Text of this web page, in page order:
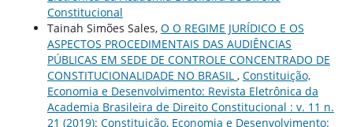
Constitucional
Tainah Simões Sales, O O REGIME JURÍDICO E OS
ASPECTOS PROCEDIMENTAIS DAS AUDIÊNCIAS
PÚBLICAS EM SEDE DE CONTROLE CONCENTRADO DE
CONSTITUCIONALIDADE NO BRASIL , Constituição,
Economia e Desenvolvimento: Revista Eletrônica da
Academia Brasileira de Direito Constitucional : v. 11 n.
21 (2019): Constituição, Economia e Desenvolvimento: